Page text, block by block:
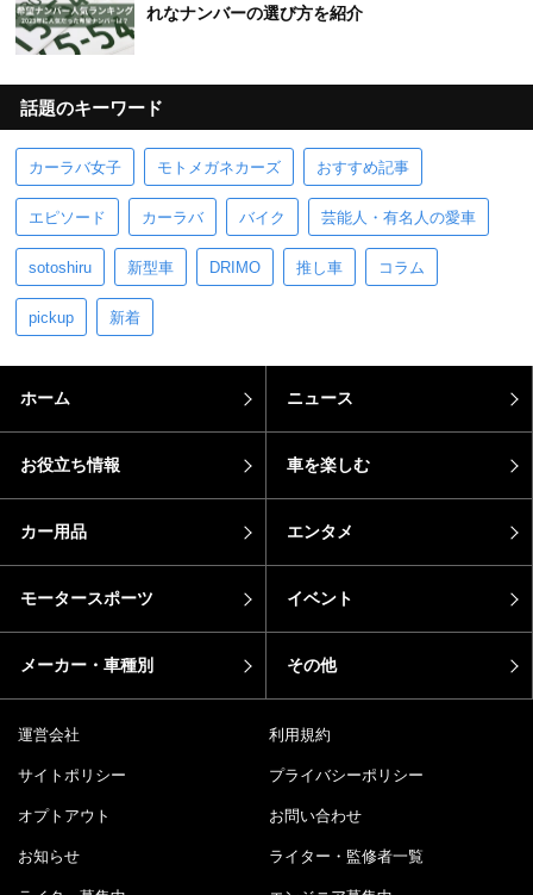
れなナンバーの選び方を紹介
話題のキーワード
カーラバ女子 モトメガネカーズ おすすめ記事
エピソード カーラバ バイク 芸能人・有名人の愛車
sotoshiru 新型車 DRIMO 推し車 コラム
pickup 新着
ホーム ニュース
お役立ち情報 車を楽しむ
カー用品 エンタメ
モータースポーツ イベント
メーカー・車種別 その他
運営会社 利用規約
サイトポリシー プライバシーポリシー
オプトアウト お問い合わせ
お知らせ ライター・監修者一覧